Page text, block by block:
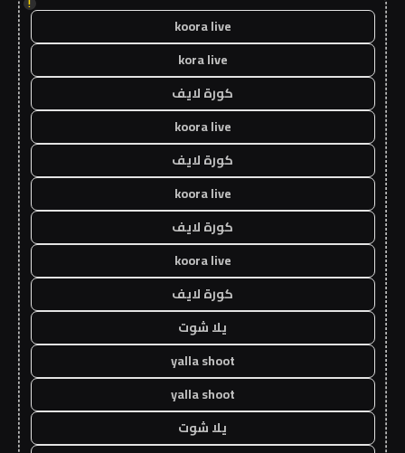
koora live
kora live
كورة لايف
koora live
كورة لايف
koora live
كورة لايف
koora live
كورة لايف
يلا شوت
yalla shoot
yalla shoot
يلا شوت